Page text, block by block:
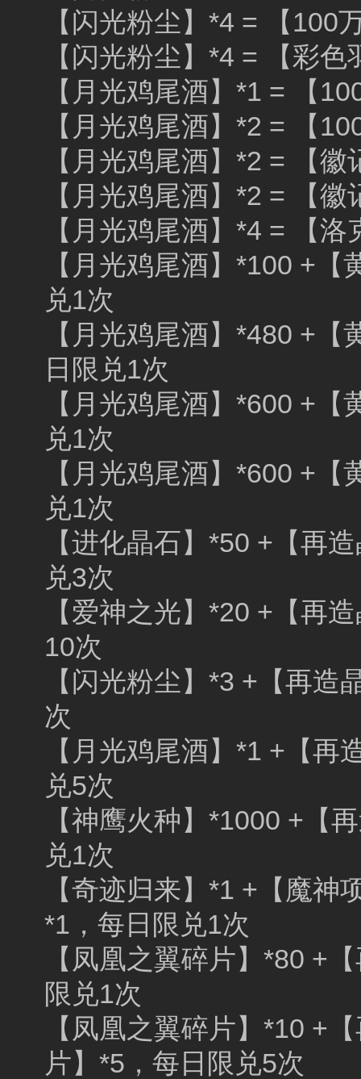
【闪光粉尘】*4 = 【100
【闪光粉尘】*4 = 【彩
【月光鸡尾酒】*1 = 【
【月光鸡尾酒】*2 = 【
【月光鸡尾酒】*2 = 【
【月光鸡尾酒】*2 = 【
【月光鸡尾酒】*4 = 【
【月光鸡尾酒】*100 +
兑1次
【月光鸡尾酒】*480 +
日限兑1次
【月光鸡尾酒】*600 +
兑1次
【月光鸡尾酒】*600 +
兑1次
【进化晶石】*50 +【再
兑3次
【爱神之光】*20 +【再
10次
【闪光粉尘】*3 +【再
次
【月光鸡尾酒】*1 +【
兑5次
【神鹰火种】*1000 +【
兑1次
【奇迹归来】*1 +【魔
*1，每日限兑1次
【凤凰之翼碎片】*80 +
限兑1次
【凤凰之翼碎片】*10 +
片】*5，每日限兑5次